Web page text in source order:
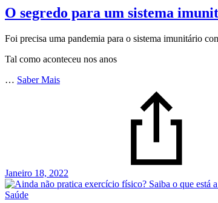
O segredo para um sistema
Foi precisa uma pandemia para o sistema imunitário
Tal como aconteceu nos anos
… Saber Mais
Janeiro 18, 2022
Saúde